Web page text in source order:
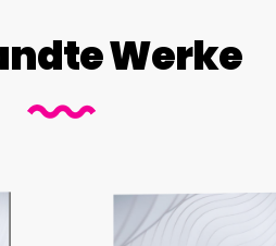
Werke